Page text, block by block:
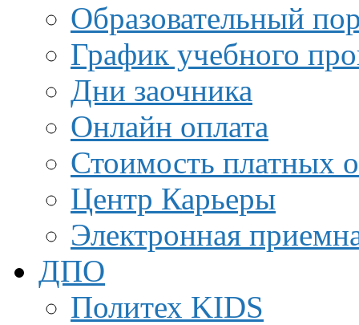
Образовательный
График учебного
Дни заочника
Онлайн оплата
Стоимость платных
Центр Карьеры
Электронная
ДПО
Политех KIDS